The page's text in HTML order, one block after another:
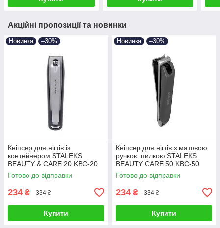
Акційні пропозиції та новинки
Новинка –30%
Кніпсер для нігтів із
контейнером STALEKS
BEAUTY & CARE 20 KBC-20
інструмент для манікюру
Готово до відправки
234 ₴ 334 ₴
Купити
Новинка –30%
Кніпсер для нігтів з матовою
ручкою пилкою STALEKS
BEAUTY CARE 50 KBC-50
манікюрний інструмент
сталекс
Готово до відправки
234 ₴ 334 ₴
Купити